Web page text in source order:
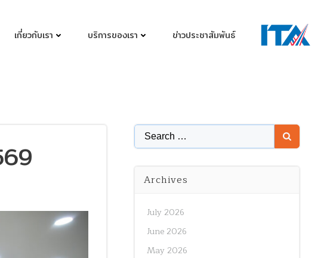
เกี่ยวกับเรา บริการของเรา ข่าวประชาสัมพันธ์
Search
for:
Archives
July 2026
June 2026
May 2026